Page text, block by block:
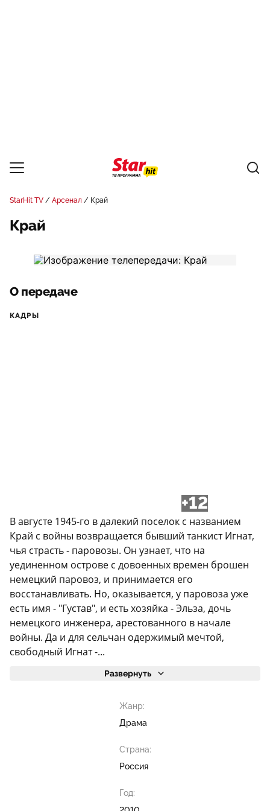
StarHit TV Арсенал Край
Край
О передаче
КАДРЫ
+12
В августе 1945-го в далекий поселок с названием
Край с войны возвращается бывший танкист Игнат,
чья страсть - паровозы. Он узнает, что на
уединенном острове с довоенных времен брошен
немецкий паровоз, и принимается его
восстанавливать. Но, оказывается, у паровоза уже
есть имя - "Густав", и есть хозяйка - Эльза, дочь
немецкого инженера, арестованного в начале
войны. Да и для сельчан одержимый мечтой,
свободный Игнат -...
Развернуть
Жанр:
Драма
Страна:
Россия
Год: